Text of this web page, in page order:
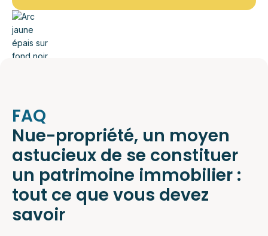
FAQ
Nue-propriété, un moyen
astucieux de se constituer
un patrimoine immobilier :
tout ce que vous devez
savoir